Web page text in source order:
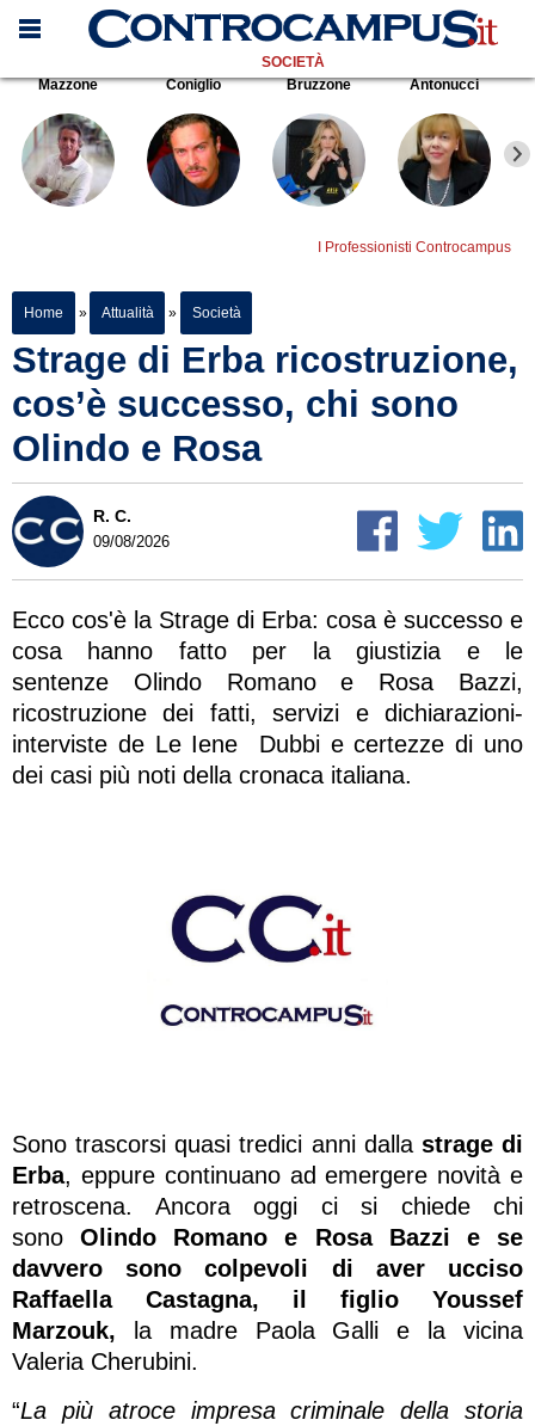
SOCIETÀ
Mazzone
Coniglio Bruzzone Antonucci
I Professionisti Controcampus
Home » Attualità » Società
Strage di Erba ricostruzione,
cos’è successo, chi sono
Olindo e Rosa
R. C.
09/08/2026
Ecco cos'è la Strage di Erba: cosa è successo e
cosa hanno fatto per la giustizia e le
sentenze Olindo Romano e Rosa Bazzi,
ricostruzione dei fatti, servizi e dichiarazioni-
interviste de Le Iene Dubbi e certezze di uno
dei casi più noti della cronaca italiana.
Sono trascorsi quasi tredici anni dalla strage di
Erba, eppure continuano ad emergere novità e
retroscena. Ancora oggi ci si chiede chi
sonoOlindo Romano e Rosa Bazzi e se
davvero sono colpevoli di aver ucciso
Raffaella Castagna, il figlio Youssef
Marzouk,
la madre Paola Galli e la vicina
Valeria Cherubini.
“La più atroce impresa criminale della storia